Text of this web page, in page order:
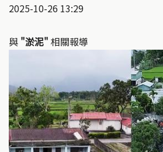
2025-10-26 13:29
與 "淤泥" 相關報導